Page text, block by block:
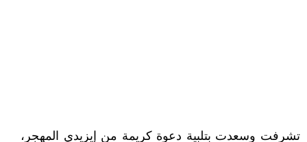
تشرفت وسعدت بتلبية دعوة كريمة من إيزيدي المهجر،